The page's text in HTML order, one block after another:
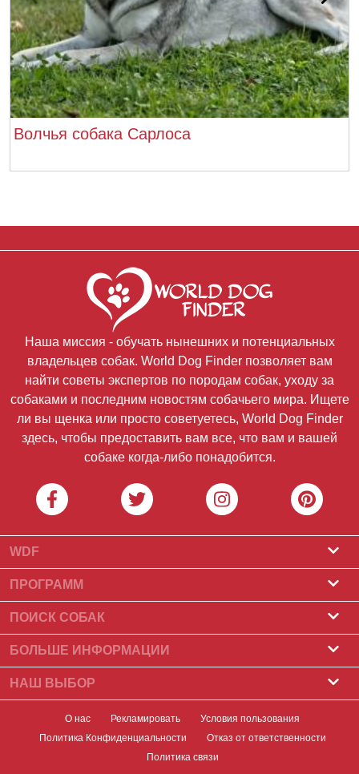
Волчья собака Сарлоса
Наша миссия - обучать нынешних и потенциальных
владельцев собак. World Dog Finder позволяет вам
найти советы экспертов по породам собак, уходу за
собаками и последним новостям собачьего мира. Ищете
ли вы щенка или просто советуетесь, World Dog Finder
здесь, чтобы предоставить вам все, что вам и вашей
собаке когда-либо понадобится.
WDF
О нас
Что такое World Dog Finder
Какие ассоциации мы принимаем?
Контакт
Наши партнеры
Новостная рассылка
баннеров
ПРОГРАММ
Программа заводчиков
Программа для грумеров
ПОИСК СОБАК
Питомники
Купить собаку
Найти помет
Принять собаку
БОЛЬШЕ ИНФОРМАЦИИ
Породы собак
Лучшие рассказы
НАШ ВЫБОР
О нас Рекламировать
Условия пользования
Политика Конфиденциальности
Отказ от ответственности
Политика связи